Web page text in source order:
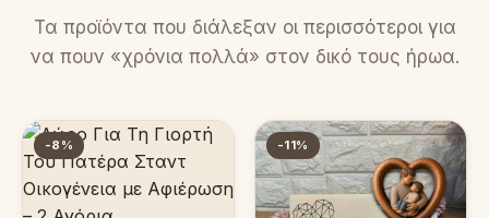
Τα προϊόντα που διάλεξαν οι περισσότεροι για
να πουν «χρόνια πολλά» στον δικό τους ήρωα.
-8% -11%